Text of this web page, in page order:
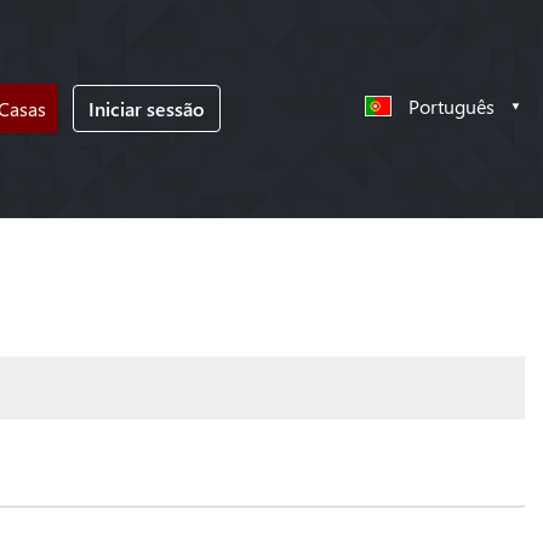
Iniciar sessão Português